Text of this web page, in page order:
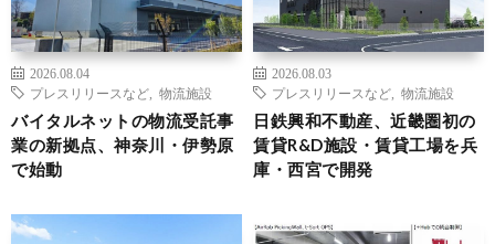
2026.08.04
プレスリリースなど
物流施設
バイタルネットの物流受託事
業の新拠点、神奈川・伊勢原
で始動
2026.08.03
プレスリリースなど
物流施設
日鉄興和不動産、近畿圏初の
賃貸R&D施設・賃貸工場を兵
庫・西宮で開発